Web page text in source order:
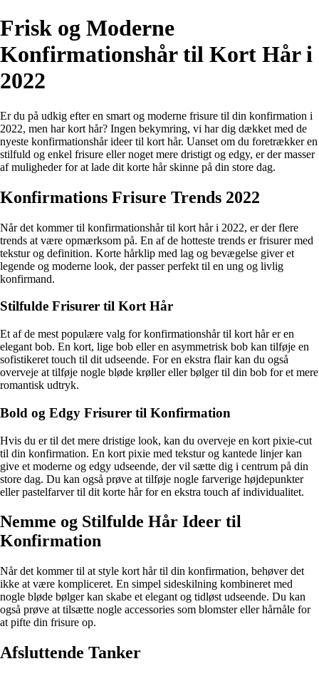
Frisk og Moderne
Konfirmationshår til Kort Hår i
2022
Er du på udkig efter en smart og moderne frisure til din konfirmation i
2022, men har kort hår? Ingen bekymring, vi har dig dækket med de
nyeste konfirmationshår ideer til kort hår. Uanset om du foretrækker en
stilfuld og enkel frisure eller noget mere dristigt og edgy, er der masser
af muligheder for at lade dit korte hår skinne på din store dag.
Konfirmations Frisure Trends 2022
Når det kommer til konfirmationshår til kort hår i 2022, er der flere
trends at være opmærksom på. En af de hotteste trends er frisurer med
tekstur og definition. Korte hårklip med lag og bevægelse giver et
legende og moderne look, der passer perfekt til en ung og livlig
konfirmand.
Stilfulde Frisurer til Kort Hår
Et af de mest populære valg for konfirmationshår til kort hår er en
elegant bob. En kort, lige bob eller en asymmetrisk bob kan tilføje en
sofistikeret touch til dit udseende. For en ekstra flair kan du også
overveje at tilføje nogle bløde krøller eller bølger til din bob for et mere
romantisk udtryk.
Bold og Edgy Frisurer til Konfirmation
Hvis du er til det mere dristige look, kan du overveje en kort pixie-cut
til din konfirmation. En kort pixie med tekstur og kantede linjer kan
give et moderne og edgy udseende, der vil sætte dig i centrum på din
store dag. Du kan også prøve at tilføje nogle farverige højdepunkter
eller pastelfarver til dit korte hår for en ekstra touch af individualitet.
Nemme og Stilfulde Hår Ideer til
Konfirmation
Når det kommer til at style kort hår til din konfirmation, behøver det
ikke at være kompliceret. En simpel sideskilning kombineret med
nogle bløde bølger kan skabe et elegant og tidløst udseende. Du kan
også prøve at tilsætte nogle accessories som blomster eller hårnåle for
at pifte din frisure op.
Afsluttende Tanker